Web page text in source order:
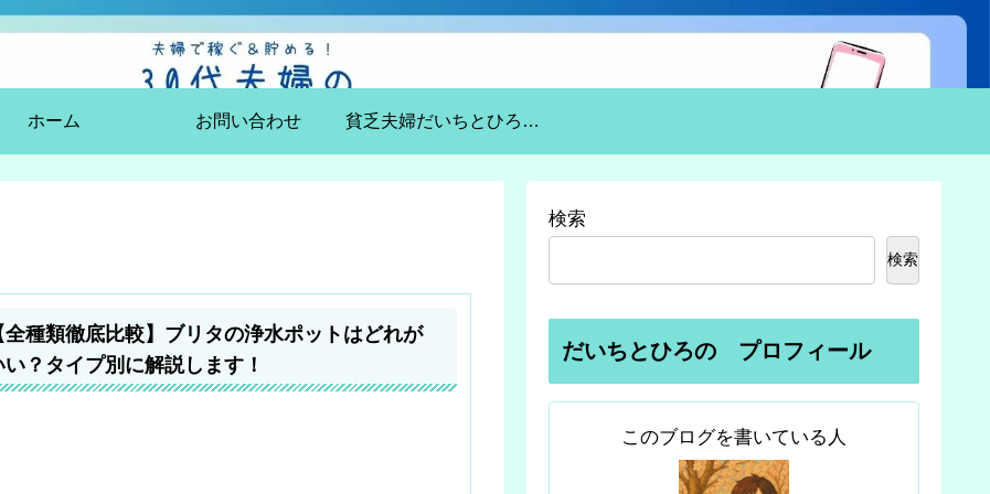
ホーム お問い合わせ 貧乏夫婦だいちとひろのの自己紹介
全種類徹底比較】ブリタの浄水ポットはどれが
い？タイプ別に解説します！
検索
検索
だいちとひろの プロフィール
このブログを書いている人